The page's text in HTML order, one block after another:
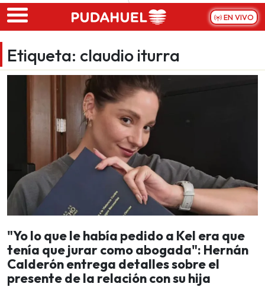
Skip to main content
EN VIVO
Etiqueta: claudio iturra
"Yo lo que le había pedido a Kel era que
tenía que jurar como abogada": Hernán
Calderón entrega detalles sobre el
presente de la relación con su hija